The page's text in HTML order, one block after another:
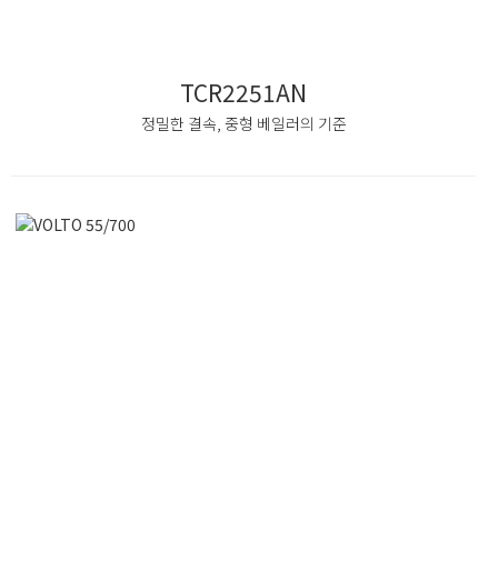
TCR2251AN
정밀한 결속, 중형 베일러의 기준